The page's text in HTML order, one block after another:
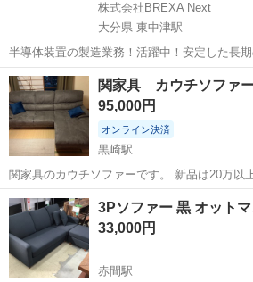
株式会社BREXA Next
大分県 東中津駅
半導体装置の製造業務！活躍中！安定した長期
★赴任旅費会社負担◎20代～40代の男性活躍
給1,500円！《大分県中津市》 人気の工場のお仕事 ◇半導体装置内部
のシート製造◇ ＊クリー...
大分 中津市 東中津駅
関家具 カウチソフ
95,000円
オンライン決済
黒崎駅
関家具のカウチソファーです。 新品は20万以
です。 汚れも無く綺麗な状態です。 喫煙あり
よい硬さで首までしっかりとホールドされて
を飼う事になり、ペット用...
福岡 北九州市 ソファ
3Pソファー 黒 オット
33,000円
赤間駅